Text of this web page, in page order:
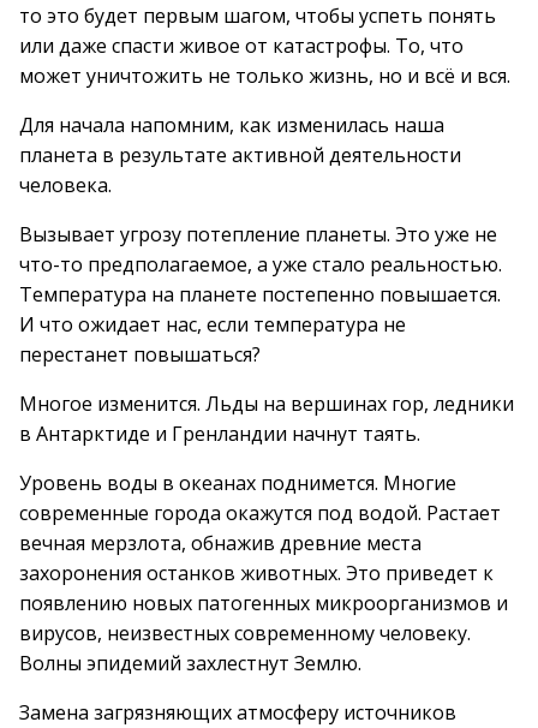
то это будет первым шагом, чтобы успеть понять
или даже спасти живое от катастрофы. То, что
может уничтожить не только жизнь, но и всё и вся.
Для начала напомним, как изменилась наша
планета в результате активной деятельности
человека.
Вызывает угрозу потепление планеты. Это уже не
что-то предполагаемое, а уже стало реальностью.
Температура на планете постепенно повышается.
И что ожидает нас, если температура не
перестанет повышаться?
Многое изменится. Льды на вершинах гор, ледники
в Антарктиде и Гренландии начнут таять.
Уровень воды в океанах поднимется. Многие
современные города окажутся под водой. Растает
вечная мерзлота, обнажив древние места
захоронения останков животных. Это приведет к
появлению новых патогенных микроорганизмов и
вирусов, неизвестных современному человеку.
Волны эпидемий захлестнут Землю.
Замена загрязняющих атмосферу источников